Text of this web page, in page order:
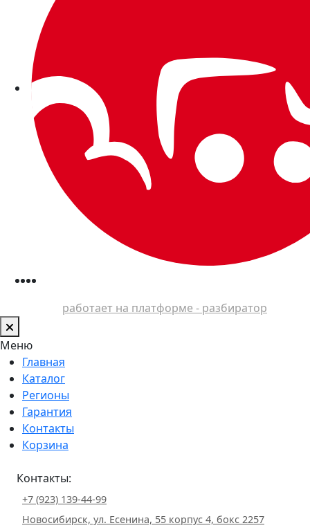
работает на платформе - разбиратор
Меню
Главная
Каталог
Регионы
Гарантия
Контакты
Корзина
Контакты:
+7 (923) 139-44-99
Новосибирск, ул. Есенина, 55 корпус 4, бокс 2257